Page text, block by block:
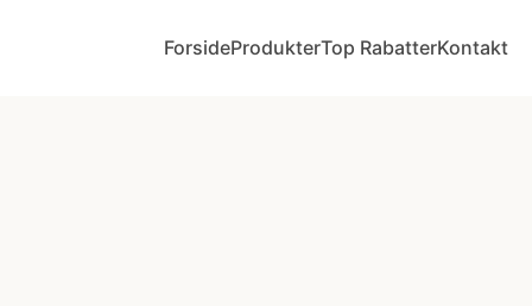
ForsideProdukterTop RabatterKontakt